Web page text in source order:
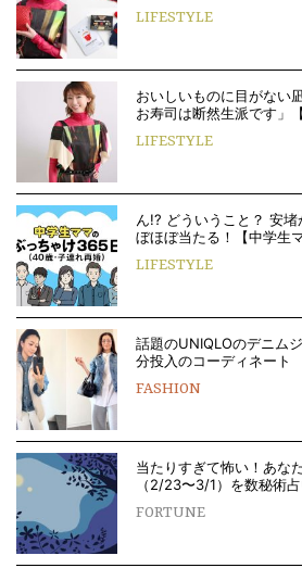
LIFESTYLE
おいしいものに目がない
お寿司は断然生派です」
LIFESTYLE
ん!? どういうこと？ 安
ぼほぼ当たる！【中学生
LIFESTYLE
話題のUNIQLOのデニム
分投入のコーディネート
FASHION
当たりすぎて怖い！あな
（2/23〜3/1）を数秘術
FORTUNE